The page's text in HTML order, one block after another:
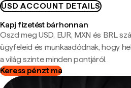
USD ACCOUNT DETAILS
Kapj fizetést bárhonnan
Oszd meg USD, EUR, MXN és BRL
ügyfeleid és munkaadódnak, hogy
a világ szinte minden pontjáról.
Keress pénzt ma